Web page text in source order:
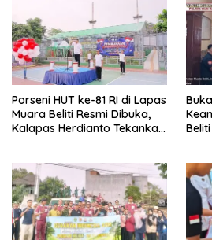
Porseni HUT ke-81 RI di Lapas
Muara Beliti Resmi Dibuka,
Kalapas Herdianto Tekankan